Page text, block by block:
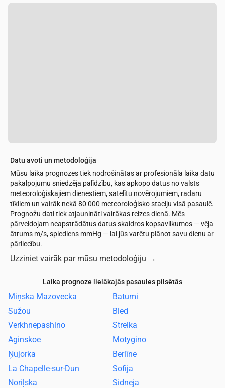
Datu avoti un metodoloģija
Mūsu laika prognozes tiek nodrošinātas ar profesionāla laika datu
pakalpojumu sniedzēja palīdzību, kas apkopo datus no valsts
meteoroloģiskajiem dienestiem, satelītu novērojumiem, radaru
tīkliem un vairāk nekā 80 000 meteoroloģisko staciju visā pasaulē.
Prognožu dati tiek atjaunināti vairākas reizes dienā. Mēs
pārveidojam neapstrādātus datus skaidros kopsavilkumos — vēja
ātrums m/s, spiediens mmHg — lai jūs varētu plānot savu dienu ar
pārliecību.
Uzziniet vairāk par mūsu metodoloģiju →
Laika prognoze lielākajās pasaules pilsētās
Miņska Mazovecka
Batumi
Sužou
Bled
Verkhnepashino
Strelka
Aginskoe
Motygino
Ņujorka
Berlīne
La Chapelle-sur-Dun
Sofija
Noriļska
Sidneja